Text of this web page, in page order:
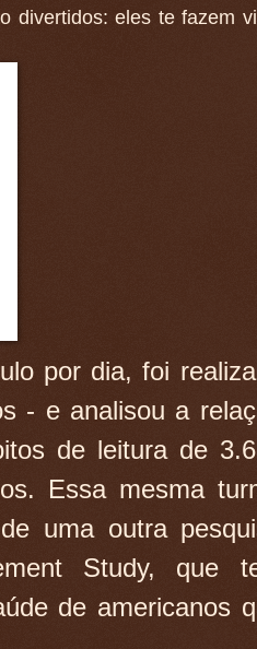
divertidos: eles te fazem
por dia, foi
- e analisou a
de leitura de
Essa mesma
uma outra
Study, que
de americanos